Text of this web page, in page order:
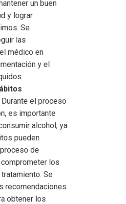
un buen
y lograr
Se
las
médico en
y el
Durante el proceso
es importante
alcohol, ya
pueden
de
los
Se
recomendaciones
obtener los